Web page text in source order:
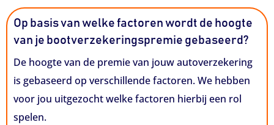
Op basis van welke factoren wordt de hoogte
van je bootverzekeringspremie gebaseerd?
De hoogte van de premie van jouw autoverzekering
is gebaseerd op verschillende factoren. We hebben
voor jou uitgezocht welke factoren hierbij een rol
spelen.